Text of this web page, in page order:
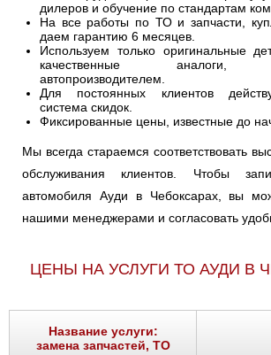
дилеров и обучение по стандартам
На все работы по ТО и запчасти,
даем гарантию 6 месяцев.
Используем только оригинальные
качественные аналоги,
автопроизводителем.
Для постоянных клиентов
система скидок.
Фиксированные цены, известные до
Мы всегда стараемся соответствовать
обслуживания клиентов. Чтобы
автомобиля Ауди в Чебоксарах, вы
нашими менеджерами и согласовать
ЦЕНЫ НА УСЛУГИ ТО АУДИ В
Название услуги:
замена запчастей, ТО